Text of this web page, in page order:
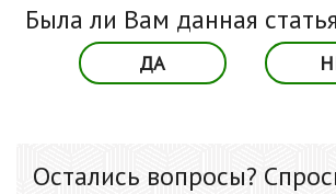
Была ли Вам данная
ДА
Остались вопросы?